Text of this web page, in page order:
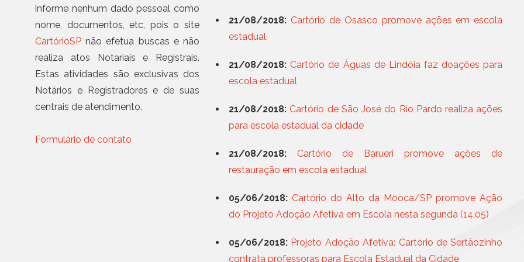
Busca e Certidões
Notificação Extrajudicial
SMS Registrado
Termo de Aceite On-line
ANOREG/BR lança
Veloso de Estudos
informe nenhum dado pessoal como
nome, documentos, etc, pois o site
CartórioSPnão efetua buscas e não
realiza atos Notariais e Registrais.
Estas atividades são exclusivas dos
Notários e Registradores e de suas
centrais de atendimento.
Formulário de contato
21/08/2018: Cartório de Osasco promove ações em escola
estadual
21/08/2018: Cartório de Águas de Lindóia faz doações para
escola estadual
21/08/2018: Cartório de São José do Rio Pardo realiza ações
para escola estadual da cidade
21/08/2018:
Cartório de Barueri promove ações de
restauração em escola estadual
05/06/2018: Cartório do Alto da Mooca/SP promove Ação
do Projeto Adoção Afetiva em Escola nesta segunda (14.05)
05/06/2018: Projeto Adoção Afetiva: Cartório de Sertãozinho
contrata professoras para Escola Estadual da Cidade